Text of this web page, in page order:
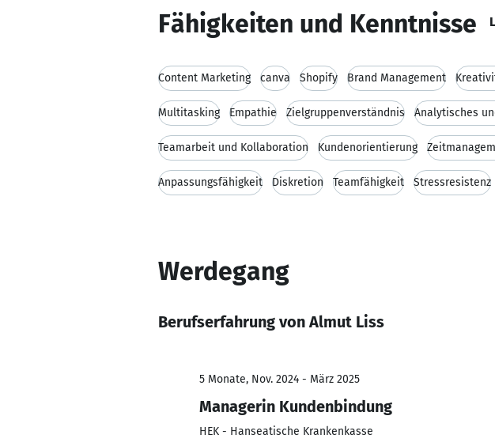
Fähigkeiten und Kenntnisse
Content Marketing canva Shopify Brand Management
Multitasking Empathie Zielgruppenverständnis Analytisches
Teamarbeit und Kollaboration Kundenorientierung
Anpassungsfähigkeit Diskretion Teamfähigkeit Stressresistenz
Werdegang
Berufserfahrung von Almut Liss
5 Monate, Nov. 2024 - März 2025
Managerin Kundenbindung
HEK - Hanseatische Krankenkasse